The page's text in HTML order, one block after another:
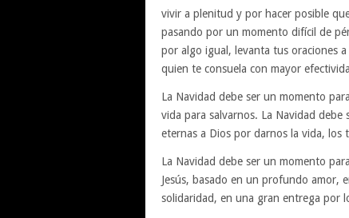
vivir a plenitud y por hacer posible
pasando por un momento difícil de
por algo igual, levanta tus oraciones
quien te consuela con mayor
La Navidad debe ser un momento
vida para salvarnos. La Navidad
eternas a Dios por darnos la vida, los
La Navidad debe ser un momento
Jesús, basado en un profundo amor,
solidaridad, en una gran entrega por